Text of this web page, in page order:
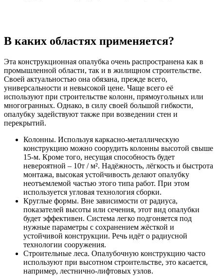
В каких областях применяется?
Эта конструкционная опалубка очень распространена как в
промышленной области, так и в жилищном строительстве.
Своей актуальностью она обязана, прежде всего,
универсальности и невысокой цене. Чаще всего её
используют при строительстве колонн, прямоугольных или
многогранных. Однако, в силу своей большой гибкости,
опалубку задействуют также при возведении стен и
перекрытий.
Колонны. Используя каркасно-металлическую
конструкцию можно соорудить колонны высотой свыше
15-м. Кроме того, несущая способность будет
невероятной – 10т / м². Надёжность, лёгкость и быстрота
монтажа, высокая устойчивость делают опалубку
неотъемлемой частью этого типа работ. При этом
используется угловая технология сборки.
Круглые формы. Вне зависимости от радиуса,
показателей высоты или сечения, этот вид опалубки
будет эффективен. Система легко подгоняется под
нужные параметры с сохранением жёсткой и
устойчивой конструкции. Речь идёт о радиусной
технологии сооружения.
Строительные леса. Опалубочную конструкцию часто
используют при высотном строительстве, это касается,
например, лестнично-лифтовых узлов.